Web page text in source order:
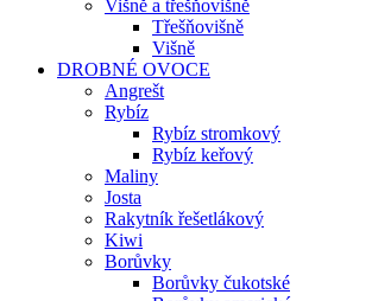
Višně a třešňovišně
Třešňovišně
Višně
DROBNÉ OVOCE
Angrešt
Rybíz
Rybíz stromkový
Rybíz keřový
Maliny
Josta
Rakytník řešetlákový
Kiwi
Borůvky
Borůvky čukotské